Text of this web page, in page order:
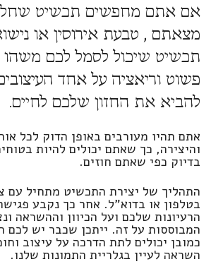
אם אתם מחפשים תכשיט
מצאתם , טבעת אירוסין או
תכשיט שיכול לסמל לכם
פשוט וריאציה על אחד
להביא את החזון שלכם לחיים.
אתם תהיו מעורבים באופן הדוק לכל
והיצירה, כך שאתם יכולים להיות
בדיוק כפי שאתם חוזים.
התהליך של יצירת התכשיט מתחיל עם
בטלפון או בדוא”ל. אחר כך נקבע
הרעיונות שלכם ועל הכיוון וההשראה
המבוססות על זה. ייתכן שכבר יש לכם
כמובן יכולים לתת הדרכה על עיצוב
השראה לעיין בגלריית התמונות שלנו.